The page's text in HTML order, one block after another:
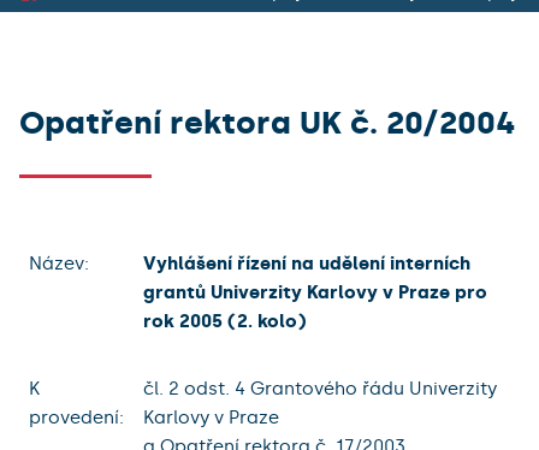
Opatření rektora UK č. 20/2004
Název:
Vyhlášení řízení na udělení interních
grantů Univerzity Karlovy v Praze pro
rok 2005 (2. kolo)
K
provedení:
čl. 2 odst. 4 Grantového řádu Univerzity
Karlovy v Praze